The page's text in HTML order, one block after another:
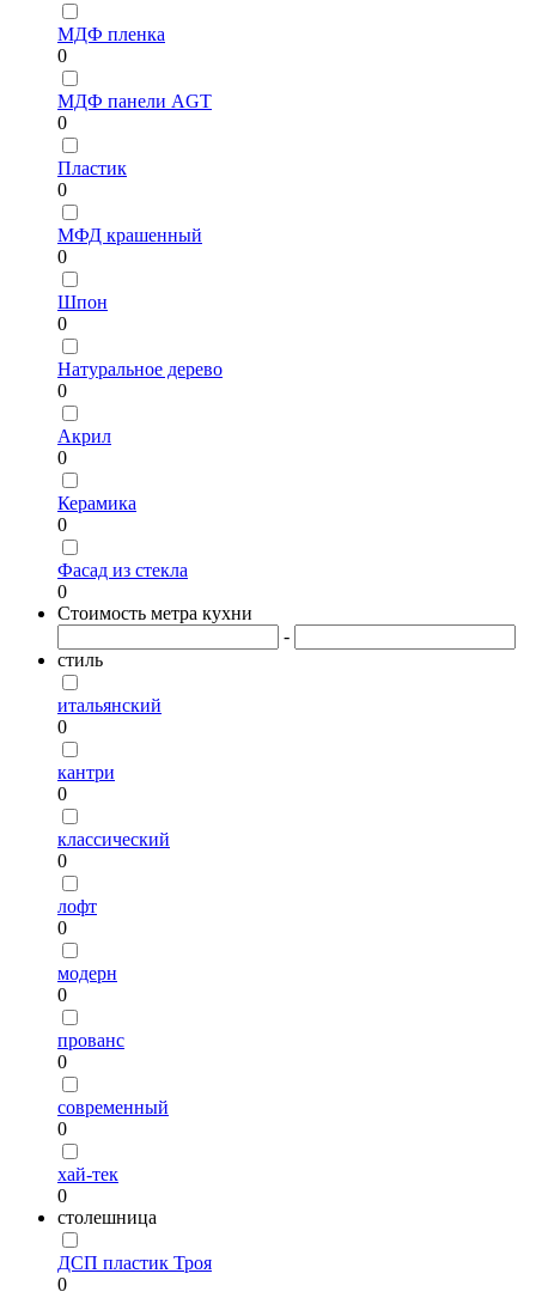
МДФ пленка
0
МДФ панели AGT
0
Пластик
0
МФД крашенный
0
Шпон
0
Натуральное дерево
0
Акрил
0
Керамика
0
Фасад из стекла
0
Стоимость метра кухни
-
стиль
итальянский
0
кантри
0
классический
0
лофт
0
модерн
0
прованс
0
современный
0
хай-тек
0
столешница
ДСП пластик Троя
0